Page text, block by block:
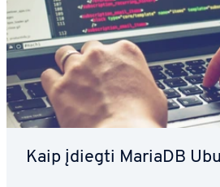
Kaip įdiegti MariaDB